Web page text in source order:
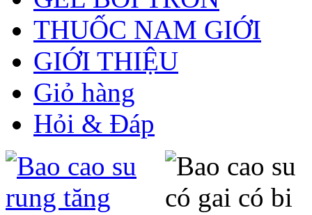
THUỐC NAM GIỚI
GIỚI THIỆU
Giỏ hàng
Hỏi & Đáp